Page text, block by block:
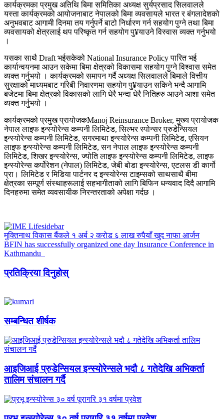
कार्यक्रमका प्रमुख अतिथि बिमा समितिका अध्यक्ष सुर्यप्रसाद सिलवालले
यस्ता कार्यक्रमको आयोजनाबाट नेपालको बिमा व्यवसायले भारत र बंगलादेशको
अनुभवबाट आगामी दिनमा तय गर्नुपर्ने बाटो निर्धारण गर्न सहयोग पुग्ने तथा बिमा
व्यवसायको क्षेत्रलाई थप परिष्कृत गर्न सहयोग पु¥याउने विस्वास व्यक्त गर्नुभयो
।
यसका साथै Draft भईसकेको National Insurance Policy पारित भई
कार्यान्वयनमा आउन सकेमा बिमा क्षेत्रको विकासमा सहयोग पुग्ने विश्वास समेत
व्यक्त गर्नुभयो । कार्यक्रमको समापन गर्दै अध्यक्ष सिलवालले बिमाले वित्तीय
सुरक्षाको माध्यमबाट गरिबी निवारणमा सहयोग पु¥याउन सकिने भन्दै आगामि
बजेटमा बिमा क्षेत्रको विकासको लागि धेरै भन्दा धेरै नितिहरु आउने आशा समेत
व्यक्त गर्नुभयो ।
कार्यक्रमको प्रमुख प्रायोजकManoj Reinsurance Broker, मुख्य प्रायोजक
नेपाल लाइफ इन्स्योरेन्स कम्पनी लिमिटेड, सिल्भर स्पोन्सर प्रुडेन्सियल
इन्स्योरेन्स कम्पनी लिमिटेड, सगरमाथा इन्स्योरेन्स कम्पनी लिमिटेड, एसियन
लाइफ इन्स्योरेन्स कम्पनी लिमिटेड, सन नेपाल लाइफ इन्स्योरेन्स कम्पनी
लिमिटेड, शिखर इन्स्योरेन्स, ज्योति लाइफ इन्स्योरेन्स कम्पनी लिमिटेड, लाइफ
इन्स्योरेन्स कर्पोरेशन (नेपाल) लिमिटेड, जेबी बोडा इन्स्योरेन्स, एटलस डी कार्गो
प्रा। लिमिटेड र मिडिया पार्टनर द इन्स्योरेन्स टाइम्सको साथसाथै बीमा
क्षेत्रका सम्पूर्ण संस्थाहरूलाई सहभागीताको लागि बिफिन धन्यवाद दिदै आगामि
दिनहरुमा समेत व्यवसायीक निरन्तरताको अपेक्षा गर्दछ ।
मुक्तिनाथ विकास बैंकले १ अर्ब २ करोड ६ लाख रुपैयाँ खुद नाफा आर्जन
BFIN has successfully organized one day Insurance Conference in
Kathmandu
प्रतिक्रिया दिनुहोस्
सम्बन्धित शीर्षक
आइजिआई प्रुडेन्सियल इन्स्योरेन्सले भदौ ८ गतेदेखि अभिकर्ता
तालिम संचालन गर्दै